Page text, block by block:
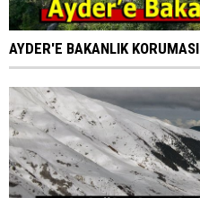
AYDER'E BAKANLIK KORUMASI